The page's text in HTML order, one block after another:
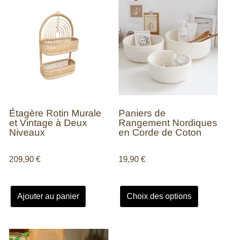
Étagère Rotin Murale
et Vintage à Deux
Niveaux
209,90 €
Ajouter au panier
Paniers de
Rangement Nordiques
en Corde de Coton
19,90 €
Choix des options